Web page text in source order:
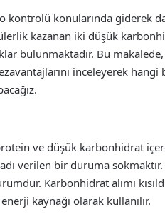
kontrolü konularında giderek
kazanan iki düşük
bulunmaktadır. Bu
inceleyerek
ve düşük karbonhidrat
verilen bir duruma
Karbonhidrat alımı
kaynağı olarak kullanılır.